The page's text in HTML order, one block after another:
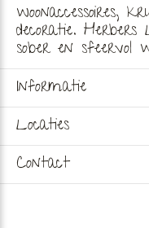
woonaccessoires,
decoratie.
sober en
Informatie
Locaties
Contact